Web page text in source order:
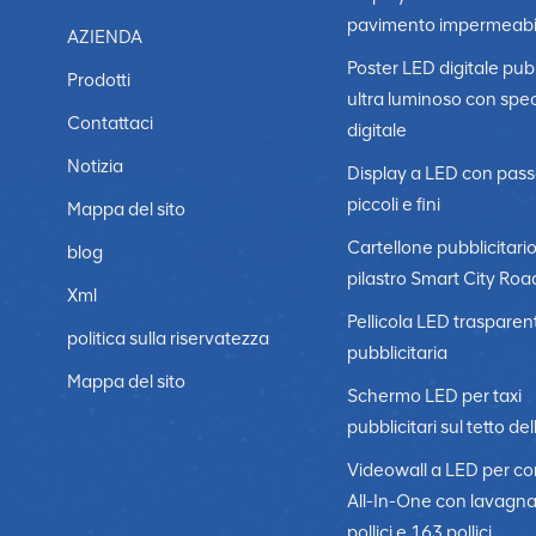
verrà montato. Prendi in considerazione supporti a
posizione di installazione possa supportare il peso e
demo o prova il Schermo LED per valutarne in prima
funzionalità.Consulta gli esperti: se non sei sicuro
di segnaletica digitale o un integratore AV che possa
qualsiasi campagna pubblicitaria è il suo contenuto.
pertinenti e accattivanti. L'hardware, tuttavia, aiuta il
investire nel diritto schermo di visualizzazione della
qualità in quanto massimizzeranno la portata. Per i
coinvolgenti al tuo pubblico.
AZIENDA
Prodotti
Contattaci
Notizia
Mappa del sito
blog
Xml
politica sulla riservatezza
Mappa del sito
pavimento
Poster LED digitale
ultra luminoso con
digitale
Display a LED con
piccoli e fini
Cartellone
pilastro Smart City
Pellicola LED
pubblicitaria
Schermo LED per taxi
pubblicitari sul tetto
Videowall a LED per
All-In-One con